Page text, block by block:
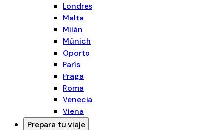
Londres
Malta
Milán
Múnich
Oporto
París
Praga
Roma
Venecia
Viena
Prepara tu viaje